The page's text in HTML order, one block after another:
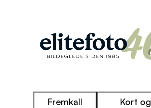
Fremkall
Kort og